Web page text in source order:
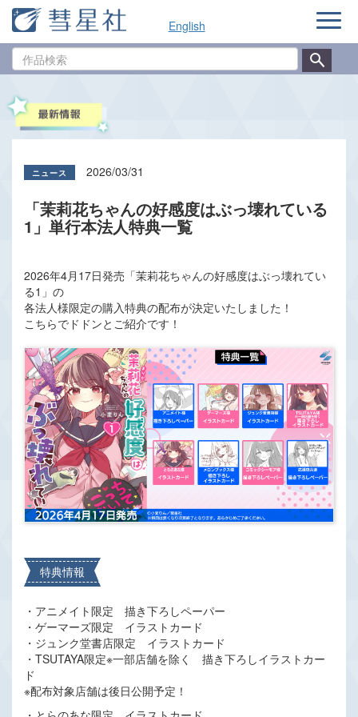
English
品
ナ
ゲ
2026/03/31
「茉莉花ちゃんの好感度はぶっ壊れている
1」単行本法人特典一覧
2026年4月17日発売「茉莉花ちゃんの好感度はぶっ壊れてい
る1」の
各法人様限定の購入特典の配布が決定いたしました！
こちらでドドンとご紹介です！
特典情報
・アニメイト限定 描き下ろしペーパー
・ゲーマーズ限定 イラストカード
・ジュンク堂書店限定 イラストカード
・TSUTAYA限定※一部店舗を除く 描き下ろしイラストカー
ド
※配布対象店舗は後日公開予定！